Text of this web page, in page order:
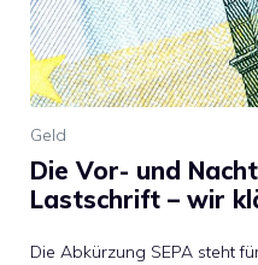
Geld
Die Vor- und
Lastschrift – wir
Die Abkürzung SEPA steht